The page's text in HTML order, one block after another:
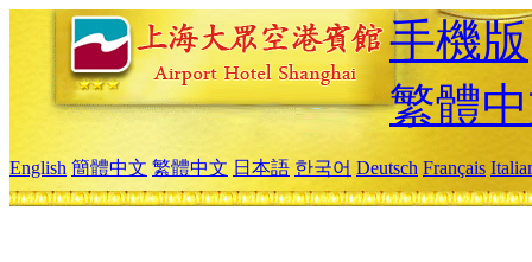
手機版
繁體
English 簡體中文 繁體中文 日本語 한국어 Deutsch Français